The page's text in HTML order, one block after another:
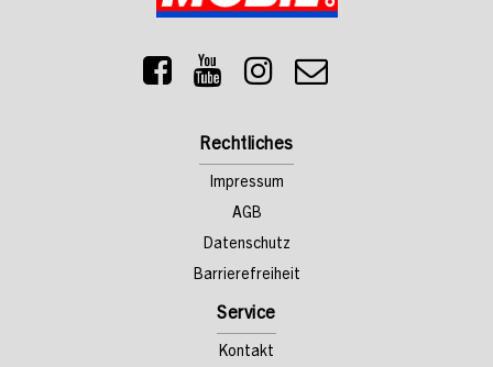
Rechtliches
Impressum
AGB
Datenschutz
Barrierefreiheit
Service
Kontakt